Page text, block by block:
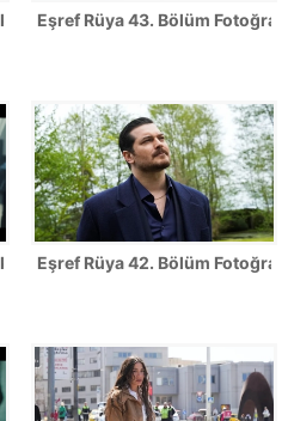
Eşref Rüya 43. Bölüm
Eşref Rüya 42. Bölüm